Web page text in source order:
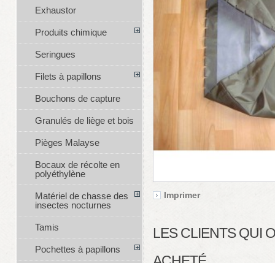
Imprimer
LES CLIENTS QUI
Exhaustor
Produits chimique
Seringues
Filets à papillons
Bouchons de capture
Granulés de liège et bois
Pièges Malayse
Bocaux de récolte en
polyéthylène
Matériel de chasse des
insectes nocturnes
Tamis
Pochettes à papillons